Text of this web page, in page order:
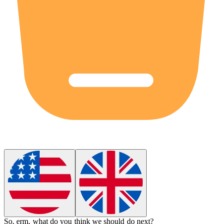
So, erm, what do you think we should do next?